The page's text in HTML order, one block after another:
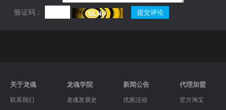
验证码：
关于龙魂
联系我们
龙魂学院
龙魂发展史
新闻公告
优惠活动
代理加盟
官方淘宝